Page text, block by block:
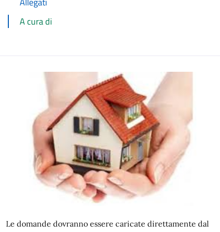
A cura di
Le domande dovranno essere caricate direttamente dal